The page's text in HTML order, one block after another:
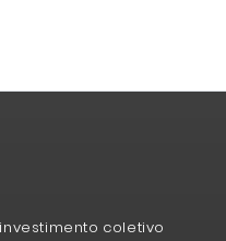
coletivo